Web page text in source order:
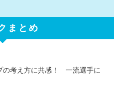
まとめ
の考え方に共感！ 一流選手に